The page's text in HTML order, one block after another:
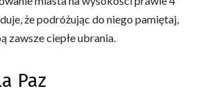
że podróżując do niego pamiętaj,
zawsze ciepłe ubrania.
Paz